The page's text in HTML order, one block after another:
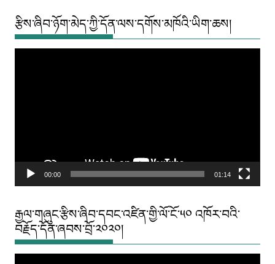
རྩིས་ཞིབ་ཉོག་མེད་ཀྱི་དོན་ལས་དགོས་མཁོའི་ཡིག་ཆས།
00:00 01:14
རྒྱལ་གཞུང་རྩིས་ཞིབ་དབང་འཛིན་གྱི་ལོ་ངོ་༥༠ འཁོར་བའི་
བརྗོད་དོན་ཞབས་བྲོ་༢༠༢༠།